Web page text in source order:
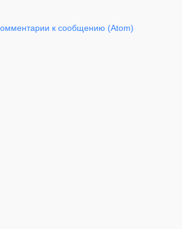
к сообщению (Atom)